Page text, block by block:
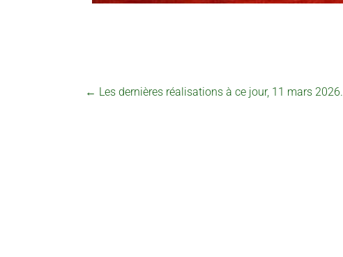
← Les dernières réalisations à ce jour, 11 mars 2026.